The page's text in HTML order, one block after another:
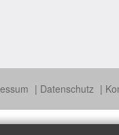
Datenschutz